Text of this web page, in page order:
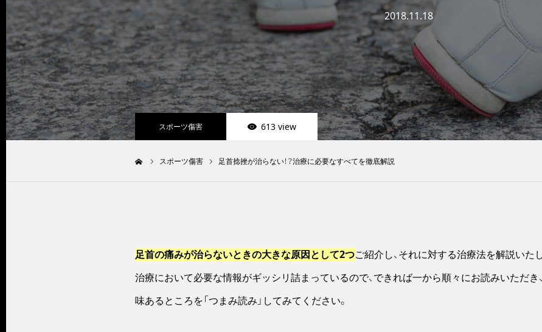
2018.11.18
スポーツ傷害 613 view
スポーツ傷害 足首捻挫が治らない！？治療に必要なすべてを徹底解説
足首の痛みが治らないときの大きな原因として2つご紹介し、それに対する治療法を解説いた
治療において必要な情報がギッシリ詰まっているので、できれば一から順々にお読みいただき
味あるところを「つまみ読み」してみてください。